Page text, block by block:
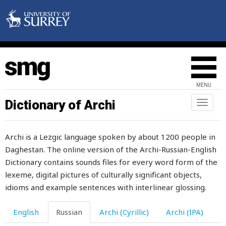
MENU
Toggle
Dictionary of Archi
Archi is a Lezgic language spoken by about 1200 people in
Daghestan. The online version of the Archi-Russian-English
Dictionary contains sounds files for every word form of the
lexeme, digital pictures of culturally significant objects,
idioms and example sentences with interlinear glossing.
English Russian Archi (Cyrillic) Archi (IPA)
камера
канава
канал
канатоходец
капать
капкан
капризничать